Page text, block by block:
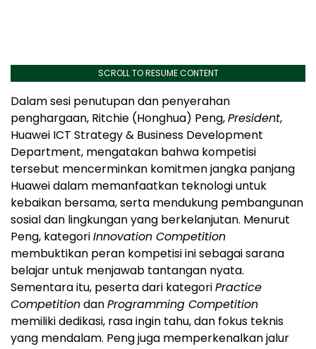
SCROLL TO RESUME CONTENT
Dalam sesi penutupan dan penyerahan
penghargaan, Ritchie (Honghua) Peng,President,
Huawei ICT Strategy & Business Development
Department, mengatakan bahwa kompetisi
tersebut mencerminkan komitmen jangka panjang
Huawei dalam memanfaatkan teknologi untuk
kebaikan bersama, serta mendukung pembangunan
sosial dan lingkungan yang berkelanjutan. Menurut
Peng, kategoriInnovation Competition
membuktikan peran kompetisi ini sebagai sarana
belajar untuk menjawab tantangan nyata.
Sementara itu, peserta dari kategoriPractice
CompetitiondanProgramming Competition
memiliki dedikasi, rasa ingin tahu, dan fokus teknis
yang mendalam. Peng juga memperkenalkan jalur